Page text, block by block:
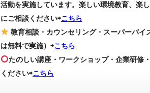
活動を実施しています。楽しい環境教育、楽
にご相談ください⇨こちら
教育相談・カウンセリング・スーパーバ
は無料で実施）⇨こちら
たのしい講座・ワークショップ・企業研修
ください⇨こちら